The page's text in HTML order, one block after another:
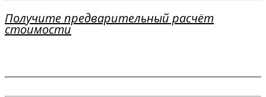
Получите предварительный расчёт
стоимости